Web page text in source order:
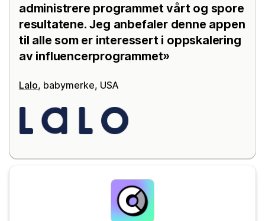
administrere programmet vårt og spore
resultatene. Jeg anbefaler denne appen
til alle som er interessert i oppskalering
av influencerprogrammet
Lalo, babymerke, USA